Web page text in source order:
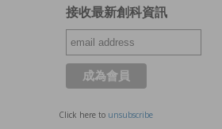
接收最新創科資訊
Click here to unsubscribe